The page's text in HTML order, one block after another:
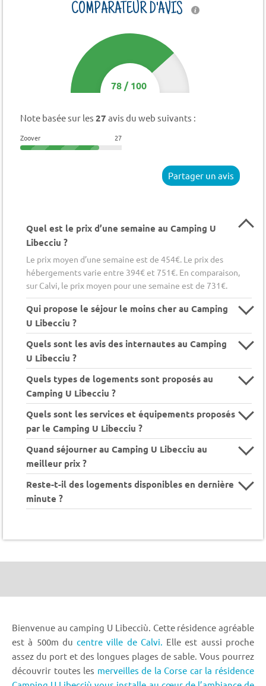
COMPARATEUR D'AVIS
78/100
Note basée sur les 27 avis du web suivants :
Zoover 27
Partager un avis
Quel est le prix d’une semaine au Camping U
Libecciu ?
Le prix moyen d’une semaine est de 454€. Le prix des
hébergements varie entre 394€ et 751€. En comparaison,
sur Calvi, le prix moyen pour une semaine est de 731€.
Qui propose le séjour le moins cher au Camping
U Libecciu ?
Quels sont les avis des internautes au Camping
U Libecciu ?
Quels types de logements sont proposés au
Camping U Libecciu ?
Quels sont les services et équipements proposés
par le Camping U Libecciu ?
Quand séjourner au Camping U Libecciu au
meilleur prix ?
Reste-t-il des logements disponibles en dernière
minute ?
Bienvenue au camping U Libecciù. Cette résidence agréable
est à 500m ducentre ville de Calvi.
Elle est aussi proche
assez du port et des longues plages de sable. Vous pourrez
découvrir toutes les merveilles de la Corse car la résidence